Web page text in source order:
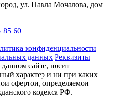
ул. Павла Мочалова, дом
85-60
конфиденциальности
данных Реквизиты
сайте, носит
характер и ни при каких
офертой, определяемой
кодекса РФ.